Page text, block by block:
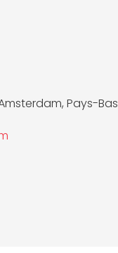
Pays-Bas